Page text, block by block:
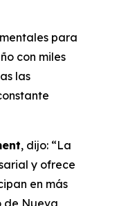
para
con miles
las
, dijo: “La
y ofrece
en más